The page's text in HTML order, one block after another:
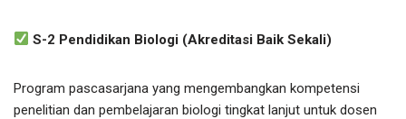
S-2 Pendidikan Biologi (Akreditasi Baik Sekali)
Program pascasarjana yang mengembangkan kompetensi
penelitian dan pembelajaran biologi tingkat lanjut untuk dosen